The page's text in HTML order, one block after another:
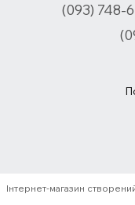
(093) 748-
Інтернет-магазин